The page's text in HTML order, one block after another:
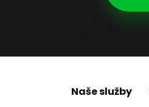
Naše služby